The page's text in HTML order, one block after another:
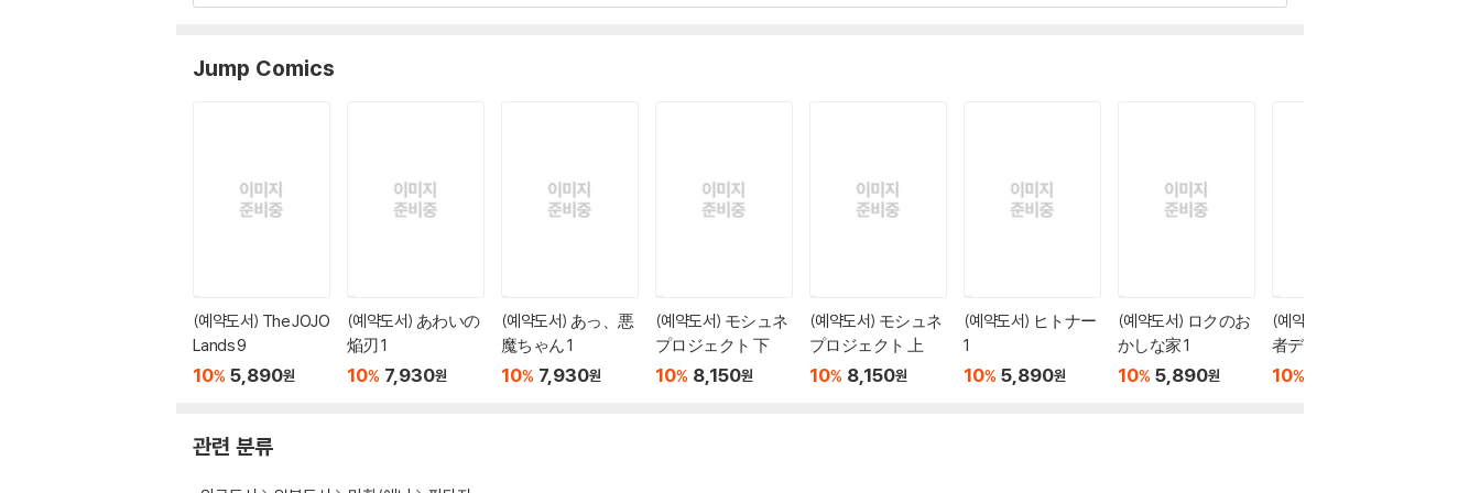
Jump Comics
(예약도서) The JOJO
Lands 9
10% 5,890원
(예약도서) あわいの
焔刃 1
10% 7,930원
(예약도서) あっ、悪
魔ちゃん 1
10% 7,930원
(예약도서) モシュネ
プロジェクト 下
10% 8,150원
(예약도서) モシュネ
プロジェクト 上
10% 8,150원
(예약도서) ヒトナー
1
10% 5,890원
(예약도서) ロクのお
かしな家 1
10% 5,890원
(예약도서) 2年B組 勇
者デストロイヤー
ず 1
10%
관련 분류